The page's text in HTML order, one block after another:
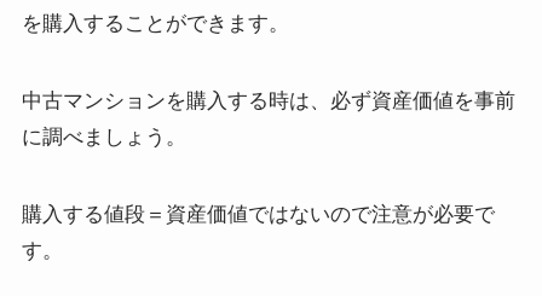
を購入することができます。
中古マンションを購入する時は、必ず資産価値を事前
に調べましょう。
購入する値段＝資産価値ではないので注意が必要で
す。